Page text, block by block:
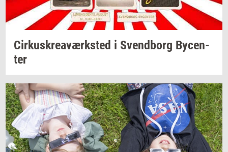
Cir­kuskrea­værk­sted i Svend­borg By­cen­
ter